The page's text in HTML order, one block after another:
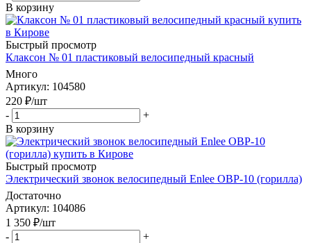
В корзину
Быстрый просмотр
Клаксон № 01 пластиковый велосипедный красный
Много
Артикул: 104580
220 ₽/шт
-
+
В корзину
Быстрый просмотр
Электрический звонок велосипедный Enlee OBP-10 (горилла)
Достаточно
Артикул: 104086
1 350 ₽/шт
-
+